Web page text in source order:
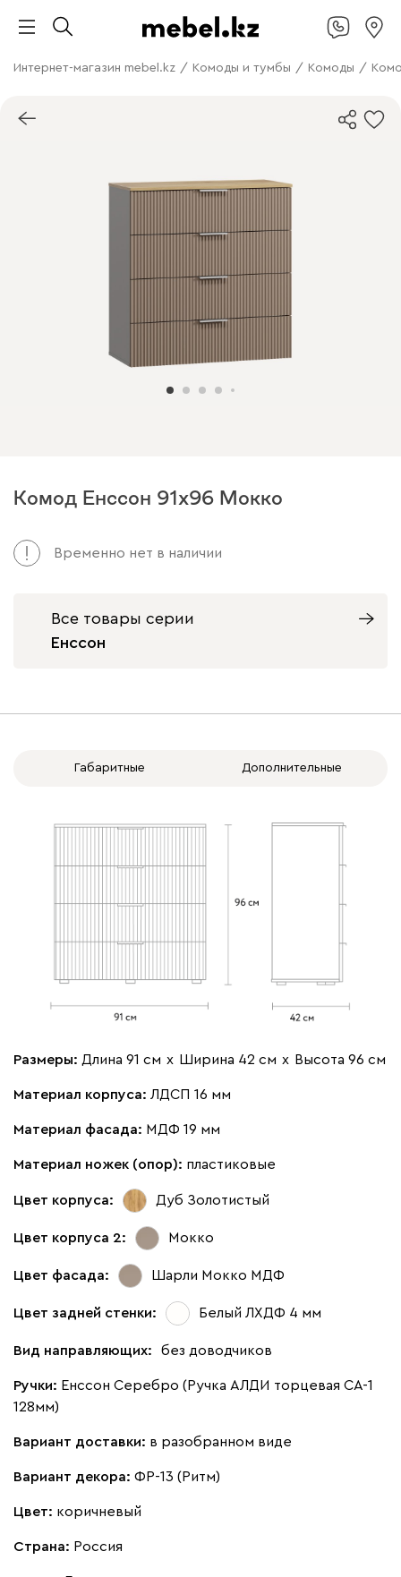
Интернет-магазин mebel.kz / Комоды и тумбы / Комоды /
Комод Енссон 91x96 Мокко
Временно нет в наличии
Все товары серии
Енссон
Габаритные Дополнительные
Размеры: Длина 91 см х Ширина 42 см х Высота 96 см
Материал корпуса: ЛДСП 16 мм
Материал фасада: МДФ 19 мм
Материал ножек (опор): пластиковые
Цвет корпуса: Дуб Золотистый
Цвет корпуса 2: Мокко
Цвет фасада: Шарли Мокко МДФ
Цвет задней стенки: Белый ЛХДФ 4 мм
Вид направляющих: без доводчиков
Ручки: Енссон Серебро (Ручка АЛДИ торцевая CA-1
128мм)
Вариант доставки: в разобранном виде
Вариант декора: ФР-13 (Ритм)
Цвет: коричневый
Страна: Россия